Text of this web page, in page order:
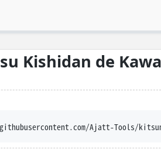
Kishidan de
raw.githubusercontent.com/